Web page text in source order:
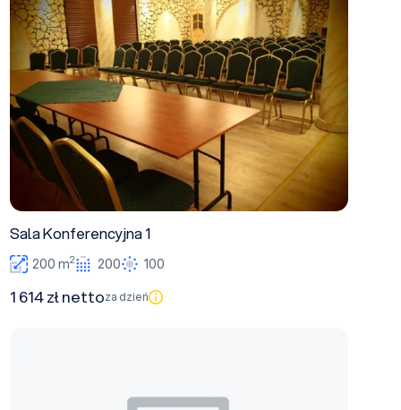
Sala Konferencyjna 1
200 m2 200 100
1 614 zł nettoza dzień